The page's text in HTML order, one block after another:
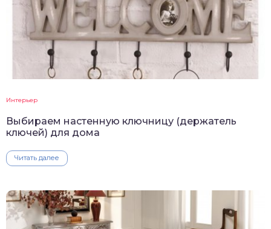
Интерьер
Выбираем настенную ключницу (держатель
ключей) для дома
Читать далее